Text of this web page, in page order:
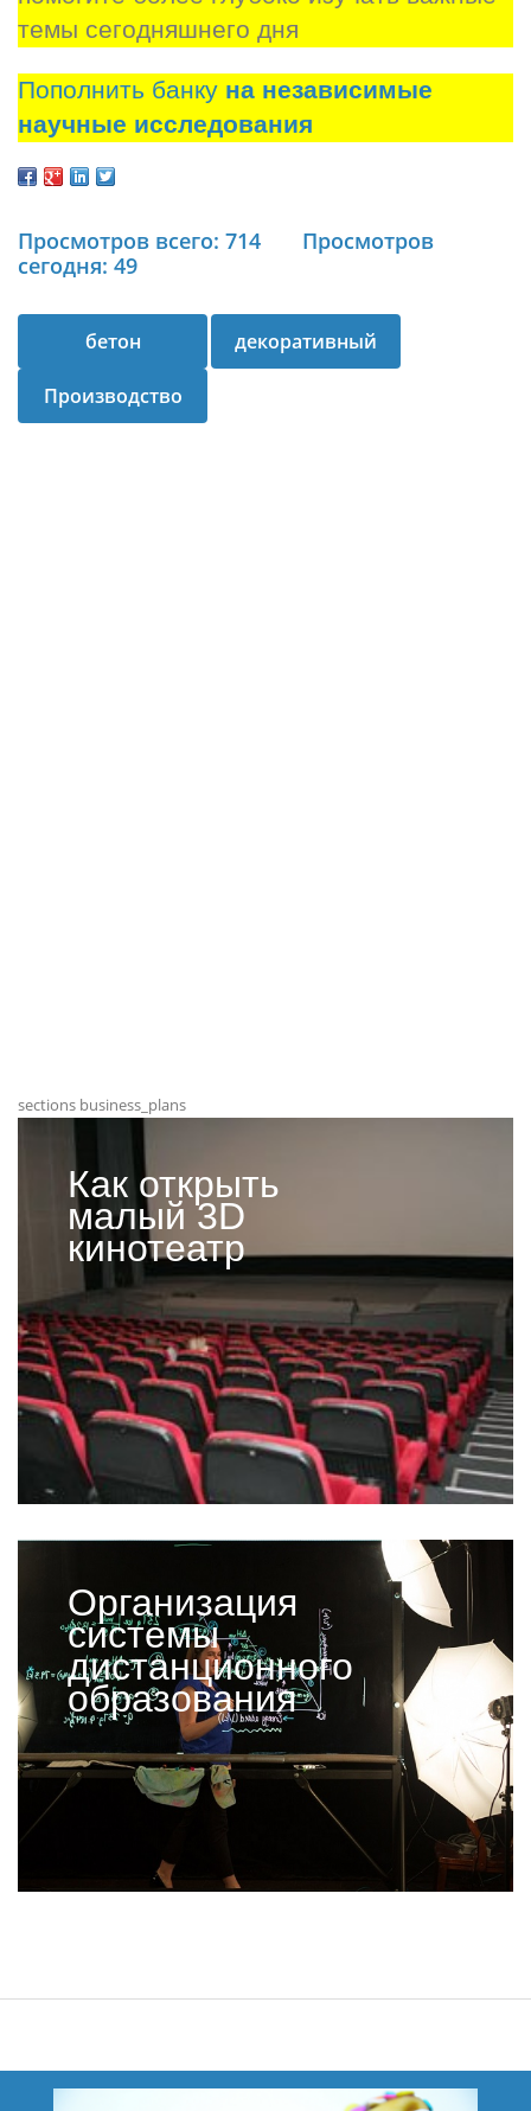
темы сегодняшнего дня
Пополнить банку на независимые
научные исследования
Просмотров всего: 714
Просмотров
сегодня: 49
бетон декоративный
Производство
sections business_plans
Как открыть
малый 3D
кинотеатр
Организация
системы
дистанционного
образования